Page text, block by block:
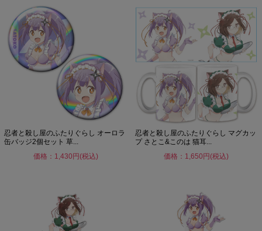
忍者と殺し屋のふたりぐらし オーロラ
缶バッジ2個セット 草...
価格：1,430円(税込)
忍者と殺し屋のふたりぐらし マグカッ
プ さとこ&このは 猫耳...
価格：1,650円(税込)